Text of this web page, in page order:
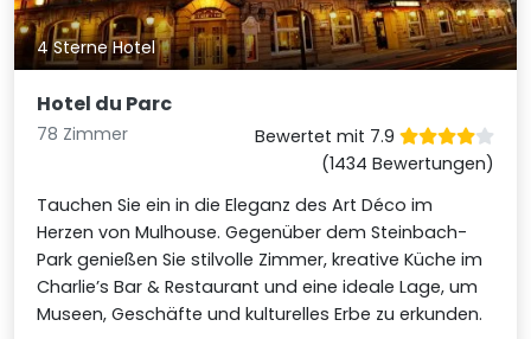
4 Sterne Hotel
Hotel du Parc
78 Zimmer
Bewertet mit 7.9
(1434 Bewertungen)
Tauchen Sie ein in die Eleganz des Art Déco im
Herzen von Mulhouse. Gegenüber dem Steinbach-
Park genießen Sie stilvolle Zimmer, kreative Küche im
Charlie’s Bar & Restaurant und eine ideale Lage, um
Museen, Geschäfte und kulturelles Erbe zu erkunden.